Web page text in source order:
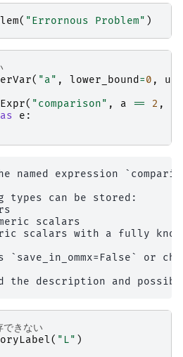
( "Errornous Problem" )
( "a" , lower_bound =0 ,
( "comparison" , a == 2 ,
as e :
named expression
types can be stored:
scalars
scalars with a fully
or
きない
( "L" )